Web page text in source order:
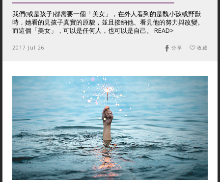
我們(或是孩子)都需要一個「美女」，在外人看到的是醜小孩或野獸
時，她看的見孩子真實的原貌，並且接納他、看見他的努力與改變。
而這個「美女」，可以是任何人，也可以是自己。 READ>
2017 Jul 26 收藏
分享